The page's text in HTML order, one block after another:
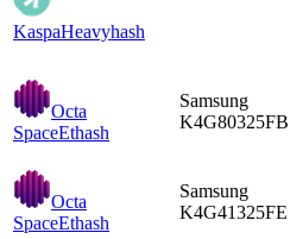
KaspaHeavyhash
Octa
SpaceEthash
Samsung
K4G80325FB
Octa
SpaceEthash
Samsung
K4G41325FE